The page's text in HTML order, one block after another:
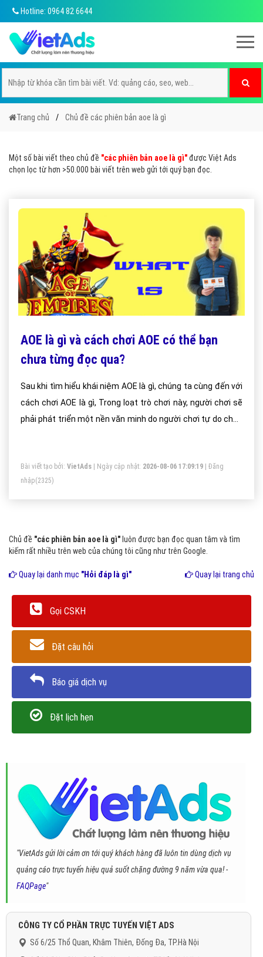
Hotline: 0964 82 6644
Trang chủ Chủ đề các phiên bản aoe là gì
Một số bài viết theo chủ đề "các phiên bản aoe là gì"được Việt Ads
chọn lọc từ hơn >50.000 bài viết trên web gửi tới quý bạn đọc.
AOE là gì và cách chơi AOE có thể bạn
chưa từng đọc qua?
Sau khi tìm hiểu khái niệm AOE là gì, chúng ta cùng đến với
cách chơi AOE là gì, Trong loạt trò chơi này, người chơi sẽ
phải phát triển một nền văn minh do người chơi tự do chọn
Bài viết tạo bởi: VietAds | Ngày cập nhật: 2026-08-06 17:09:19
Đăng
nhập(2325)
Chủ đề "các phiên bản aoe là gì" luôn được bạn đọc quan tâm và tìm
kiếm rất nhiều trên web của chúng tôi cũng như trên Google.
Quay lại danh mục "Hỏi đáp là gì" Quay lại trang chủ
Gọi CSKH
Đặt câu hỏi
Báo giá dịch vụ
Đặt lịch hẹn
"VietAds gửi lời cảm ơn tới quý khách hàng đã luôn tin dùng dịch vụ
quảng cáo trực tuyến hiệu quả suốt chặng đường 9 năm vừa qua! -
FAQPage"
CÔNG TY CỔ PHẦN TRỰC TUYẾN VIỆT ADS
Số 6/25 Thổ Quan, Khâm Thiên, Đống Đa, TP.Hà Nội